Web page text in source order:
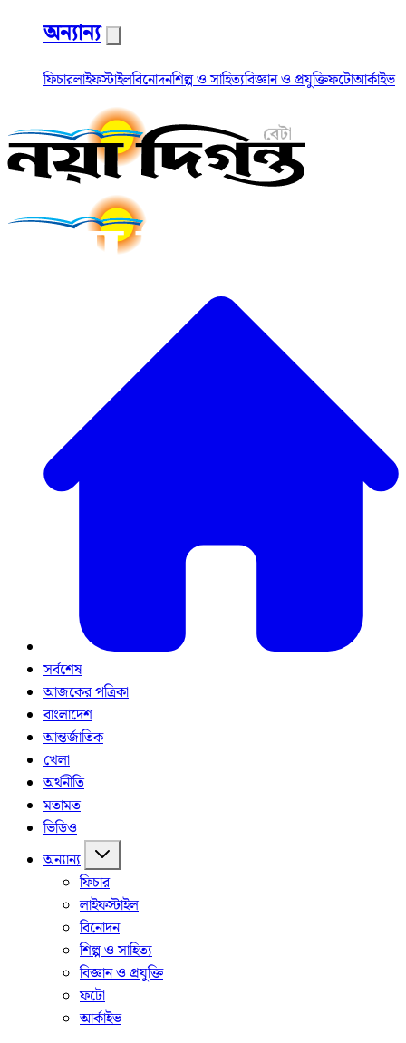
অন্যান্য
ফিচারলাইফস্টাইলবিনোদনশিল্প ও সাহিত্যবিজ্ঞান ও প্রযুক্তিফটোআর্কাইভ
সর্বশেষ
আজকের পত্রিকা
বাংলাদেশ
আন্তর্জাতিক
খেলা
অর্থনীতি
মতামত
ভিডিও
অন্যান্য
ফিচার
লাইফস্টাইল
বিনোদন
শিল্প ও সাহিত্য
বিজ্ঞান ও প্রযুক্তি
ফটো
আর্কাইভ